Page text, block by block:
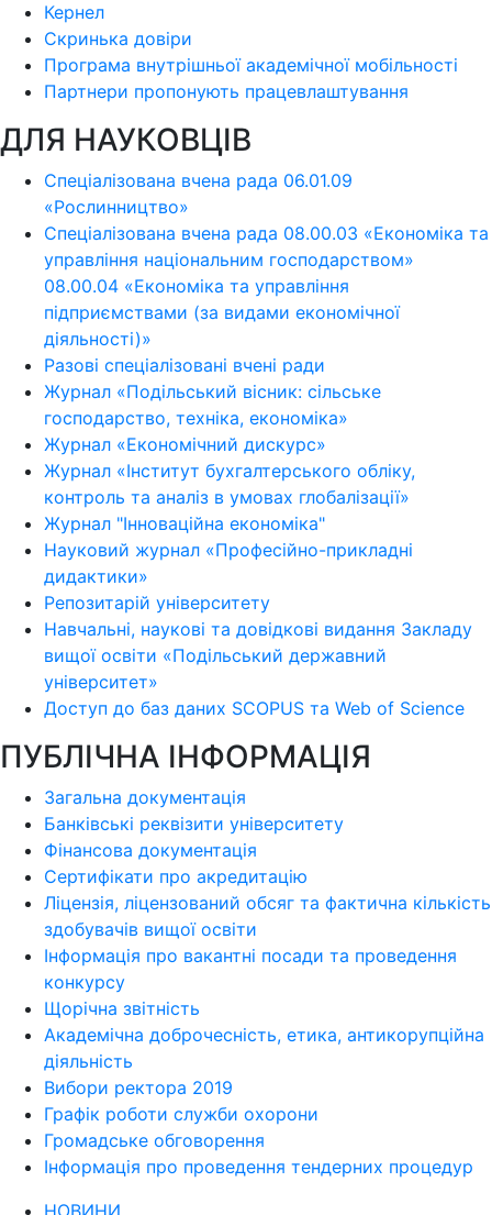
Кернел
Скринька довіри
Програма внутрішньої академічної мобільності
Партнери пропонують працевлаштування
ДЛЯ НАУКОВЦІВ
Спеціалізована вчена рада 06.01.09
«Рослинництво»
Спеціалізована вчена рада 08.00.03 «Економіка та
управління національним господарством»
08.00.04 «Економіка та управління
підприємствами (за видами економічної
діяльності)»
Разові спеціалізовані вчені ради
Журнал «Подільський вісник: сільське
господарство, техніка, економіка»
Журнал «Економічний дискурс»
Журнал «Інститут бухгалтерського обліку,
контроль та аналіз в умовах глобалізації»
Журнал "Інноваційна економіка"
Науковий журнал «Професійно-прикладні
дидактики»
Репозитарій університету
Навчальні, наукові та довідкові видання Закладу
вищої освіти «Подільський державний
університет»
Доступ до баз даних SCOPUS та Web of Science
ПУБЛІЧНА ІНФОРМАЦІЯ
Загальна документація
Банківські реквізити університету
Фінансова документація
Сертифікати про акредитацію
Ліцензія, ліцензований обсяг та фактична кількість
здобувачів вищої освіти
Інформація про вакантні посади та проведення
конкурсу
Щорічна звітність
Академічна доброчесність, етика, антикорупційна
діяльність
Вибори ректора 2019
Графік роботи служби охорони
Громадське обговорення
Інформація про проведення тендерних процедур